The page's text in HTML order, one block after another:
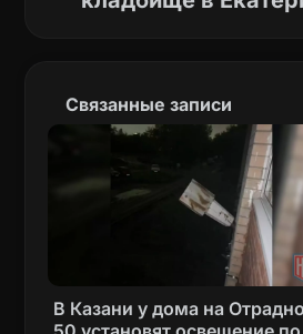
Связанные записи
В Казани у дома на